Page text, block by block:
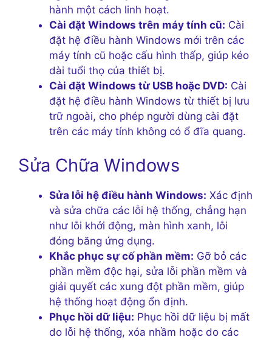
hành một cách linh hoạt.
Cài đặt Windows trên máy tính cũ: Cài
đặt hệ điều hành Windows mới trên các
máy tính cũ hoặc cấu hình thấp, giúp kéo
dài tuổi thọ của thiết bị.
Cài đặt Windows từ USB hoặc DVD: Cài
đặt hệ điều hành Windows từ thiết bị lưu
trữ ngoài, cho phép người dùng cài đặt
trên các máy tính không có ổ đĩa quang.
Sửa Chữa Windows
Sửa lỗi hệ điều hành Windows: Xác định
và sửa chữa các lỗi hệ thống, chẳng hạn
như lỗi khởi động, màn hình xanh, lỗi
đóng băng ứng dụng.
Khắc phục sự cố phần mềm: Gỡ bỏ các
phần mềm độc hại, sửa lỗi phần mềm và
giải quyết các xung đột phần mềm, giúp
hệ thống hoạt động ổn định.
Phục hồi dữ liệu: Phục hồi dữ liệu bị mất
do lỗi hệ thống, xóa nhầm hoặc do các